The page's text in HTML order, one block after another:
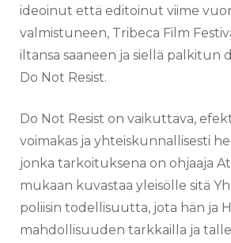
ideoinut että editoinut viime
valmistuneen, Tribeca Film
iltansa saaneen ja siellä palkitun
Do Not Resist.
Do Not Resist on vaikuttava,
voimakas ja yhteiskunnallisesti
jonka tarkoituksena on ohjaaja
mukaan kuvastaa yleisölle sitä
poliisin todellisuutta, jota hän ja
mahdollisuuden tarkkailla ja